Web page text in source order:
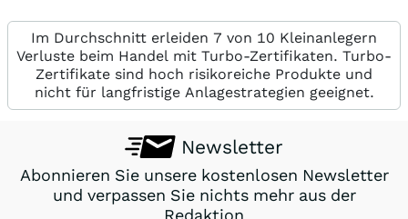
Im Durchschnitt erleiden 7 von 10 Kleinanlegern
Verluste beim Handel mit Turbo-Zertifikaten. Turbo-
Zertifikate sind hoch risikoreiche Produkte und
nicht für langfristige Anlagestrategien geeignet.
Newsletter
Abonnieren Sie unsere kostenlosen Newsletter
und verpassen Sie nichts mehr aus der
Redaktion